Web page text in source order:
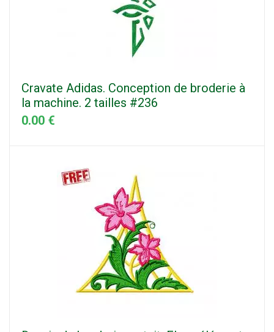
Cravate Adidas. Conception de broderie à
la machine. 2 tailles #236
0.00 €